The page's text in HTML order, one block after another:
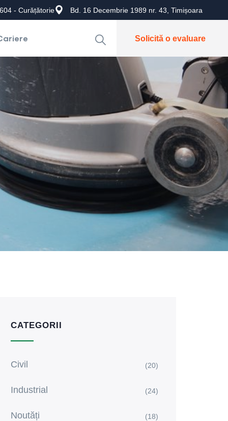
- Curățătorie Bd. 16 Decembrie 1989 nr. 43, Timișoara
Solicită o evaluare
CATEGORII
Civil (20)
Industrial (24)
Noutăți (18)